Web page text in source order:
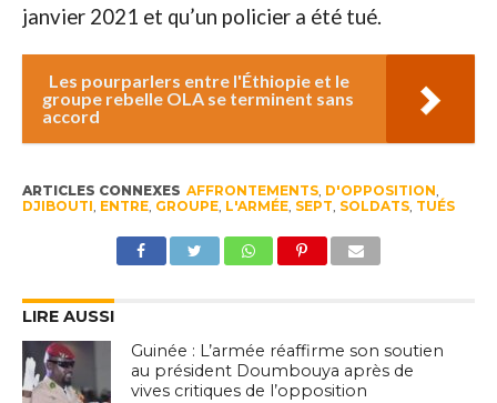
janvier 2021 et qu’un policier a été tué.
Les pourparlers entre l'Éthiopie et le
groupe rebelle OLA se terminent sans
accord
ARTICLES CONNEXES AFFRONTEMENTS, D'OPPOSITION,
DJIBOUTI, ENTRE, GROUPE, L'ARMÉE, SEPT, SOLDATS, TUÉS
LIRE AUSSI
Guinée : L’armée réaffirme son soutien
au président Doumbouya après de
vives critiques de l’opposition